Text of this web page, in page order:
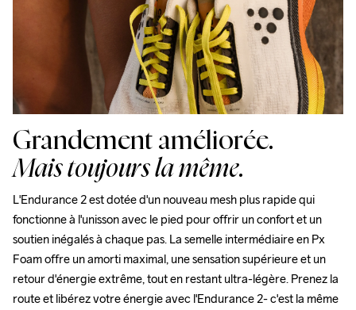
Grandement améliorée.
Mais toujours la même.
L'Endurance 2 est dotée d'un nouveau mesh plus rapide qui
fonctionne à l'unisson avec le pied pour offrir un confort et un
soutien inégalés à chaque pas. La semelle intermédiaire en Px
Foam offre un amorti maximal, une sensation supérieure et un
retour d'énergie extrême, tout en restant ultra-légère. Prenez la
route et libérez votre énergie avec l'Endurance 2- c'est la même